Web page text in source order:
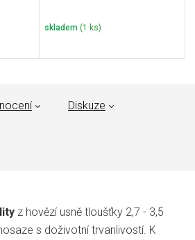
skladem (1 ks)
Diskuze
z hovězí usně tloušťky 2,7 - 3,5
s doživotní trvanlivostí. K